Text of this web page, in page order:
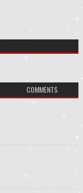
COMMENTS